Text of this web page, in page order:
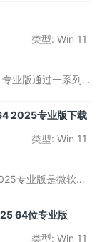
件兼容性。如果
此版本将是提升系
。
类型: Win 11
业版通过一系列性
的用户来说，升级
选择。务必在安装
，以便顺利过渡
验。
2025专业版下载
类型: Win 11
专业版是微软发
特别是在性能和
关注的是提高系统
64位专业版
类型: Win 11